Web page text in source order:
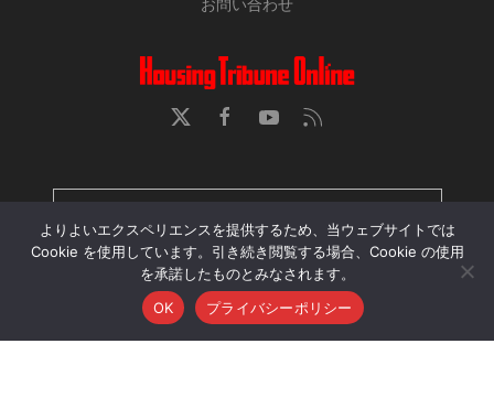
お問い合わせ
当サイトに掲載された記事・画像・動画の無断転用、再配
布、アップロードを禁じます。
© 2026 Housing Tribune Online. All Rights Reserved.
よりよいエクスペリエンスを提供するため、当ウェブサイトでは
Cookie を使用しています。引き続き閲覧する場合、Cookie の使用
を承諾したものとみなされます。
OK
プライバシーポリシー